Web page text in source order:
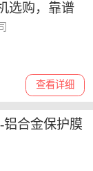
选购，靠谱
查看详细
铝合金保护膜